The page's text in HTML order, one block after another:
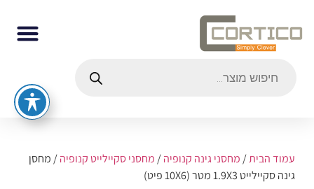
עמוד הבית/מחסני גינה קנופיה/מחסני סקיילייט קנופיה/ מחסן
גינה סקיילייט 1.9X3 מטר (10X6 פיט)